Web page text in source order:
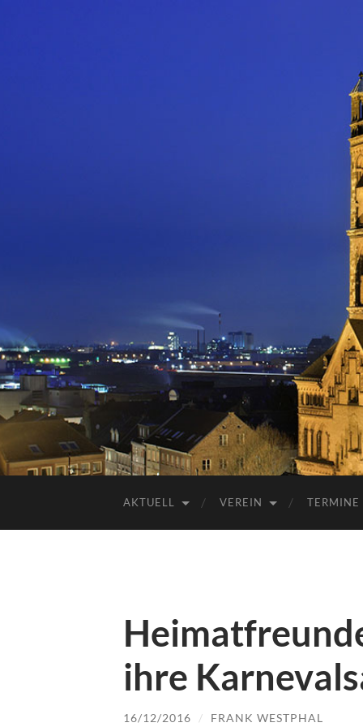
AKTUELL VEREIN TERMINE
ihre
16/12/2016 / FRANK WESTPHAL